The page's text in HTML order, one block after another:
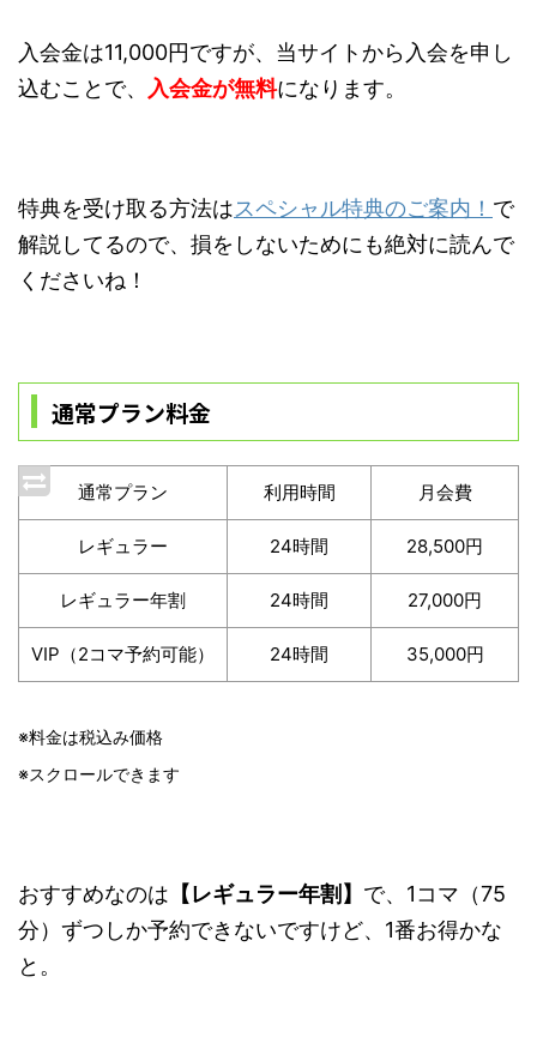
入会金は11,000円ですが、当サイトから入会を申し
込むことで、
入会金が無料になります。
特典を受け取る方法はスペシャル特典のご案内！ で
解説してるので、損をしないためにも絶対に読んで
くださいね！
通常プラン料金
通常プラン 利用時間 月会費
レギュラー 24時間 28,500円
レギュラー年割 24時間 27,000円
VIP（2コマ予約可能） 24時間 35,000円
※料金は税込み価格
※スクロールできます
おすすめなのは 【レギュラー年割】 で、1コマ（75
分）ずつしか予約できないですけど、1番お得かな
と。